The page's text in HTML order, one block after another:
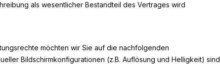
als wesentlicher Bestandteil des Vertrages wird
möchten wir Sie auf die nachfolgenden
Bildschirmkonfigurationen (z.B. Auflösung und Helligkeit) sind